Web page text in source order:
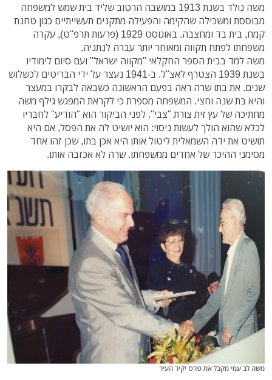
משה נולד בשנת 1913 במושבה הרטוב שליד בית שמש למשפחה
מבוססת ומשכילה שהקימה והפעילה מתקנים תעשייתיים כגון טחנת
קמח, בית בד ומחצבה. באוגוסט 1929 (פרעות תרפ"ט), עקרה
משפחתו לפתח תקווה ומאוחר יותר עברה לנתניה.
משה למד בבית הספר החקלאי "מקווה ישראל" ועם סיום לימודיו
בשנת 1939 הצטרף לאצ"ל. ב-1941 נעצר על ידי הבריטים לכשלוש
שנים. את בתו שרה ראה בפעם הראשונה כשבאה לבקרו במעצר
והיא בת שנה וחצי. המשפחה מספרת כי לקראת המפגש גילף משה
מחתיכה של עץ זית צורת "צבי". לפני הביקור הוא "הודיע" לחבריו
לכלא שהוא הולך לעשות ניסוי: הוא יושיט לה את הפסל, אם היא
תושיט את ידה השמאלית ליטול אותו היא אכן בתו, שכן זהו אחד
מסימני ההיכר של אחדים ממשפחתו. שרה לא אכזבה אותו.
משה לב עמי מקבל את פרס יקיר העיר